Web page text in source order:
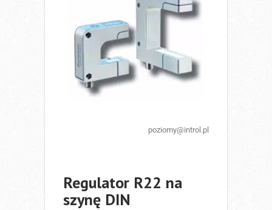
poziomy@introl.pl
Regulator R22 na
szynę DIN